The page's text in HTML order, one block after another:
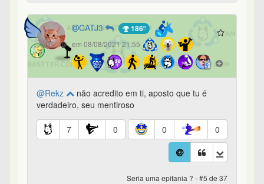
CATJ3 186º
em 08/08/2021 21:55
@Rekz
não acredito em ti, aposto que tu é
verdadeiro, seu mentiroso
7 0 0 0
Seria uma epifania ? - #5 de 37